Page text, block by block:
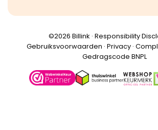
©️2026 Billink · Responsibility
Gebruiksvoorwaarden · Privacy·
Gedragscode BNPL